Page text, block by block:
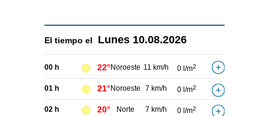
El tiempo el Lunes 10.08.2026
00 h 22° Noroeste 11 km/h 0 l/m2
01 h 21° Noroeste 7 km/h 0 l/m2
02 h 20° Norte 7 km/h 0 l/m2